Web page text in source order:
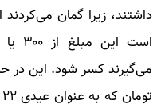
داشتند، زیرا گمان می‌کردند